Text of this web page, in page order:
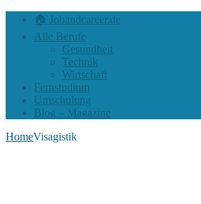
🏠 Jobandcareer.de
Alle Berufe
Gesundheit
Technik
Wirtschaft
Fernstudium
Umschulung
Blog – Magazine
HomeVisagistik